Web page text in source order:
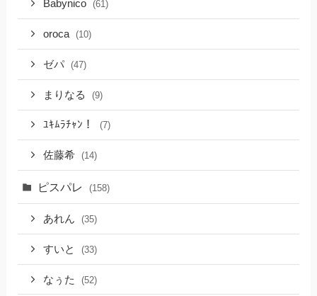
Babynico (61)
oroca (10)
ゼパ (47)
まりなる (9)
ﾕｷﾑﾗﾁｬﾝ！ (7)
佐藤希 (14)
ピスパレ (158)
あれん (35)
すいと (33)
なぅた (52)